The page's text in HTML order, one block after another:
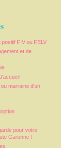
FIV ou FELV
et de
marraine d'un
pour votre
Garonne !